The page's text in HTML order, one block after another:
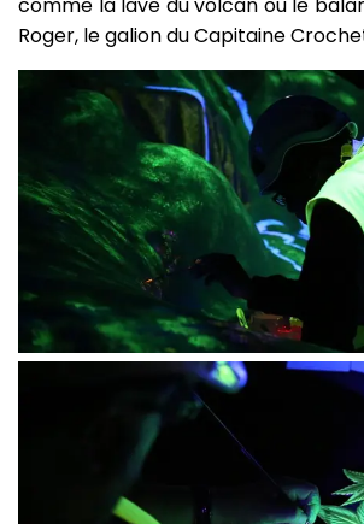
Roger, le galion du Capitaine